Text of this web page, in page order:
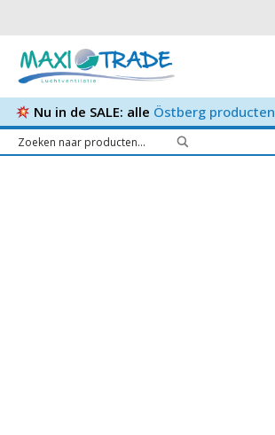
Nu in de SALE: alle Östberg producten